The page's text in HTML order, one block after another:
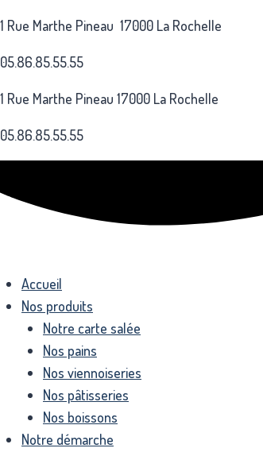
au
contenu
1 Rue Marthe Pineau 17000 La Rochelle
05.86.85.55.55
1 Rue Marthe Pineau 17000 La Rochelle
05.86.85.55.55
Accueil
Nos produits
Notre carte salée
Nos pains
Nos viennoiseries
Nos pâtisseries
Nos boissons
Notre démarche